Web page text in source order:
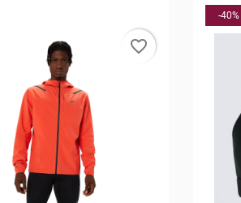
favorite_border
-10%